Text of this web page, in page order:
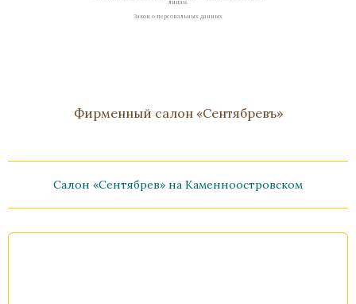
лицам.
Закон о персональных данных
Фирменный салон «Сентябревъ»
Салон «Сентябрев» на Каменноостровском